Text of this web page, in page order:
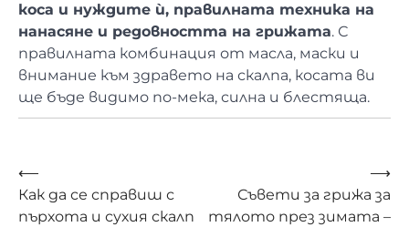
коса и нуждите ѝ, правилната техника на
нанасяне и редовността на грижата. С
правилната комбинация от масла, маски и
внимание към здравето на скалпа, косата ви
ще бъде видимо по-мека, силна и блестяща.
Навигация
⟵
Как да се справиш с
пърхота и сухия скалп
Съвети за грижа за
тялото през зимата –
⟶